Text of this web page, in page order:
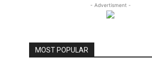
- Advertisment -
MOST POPULAR